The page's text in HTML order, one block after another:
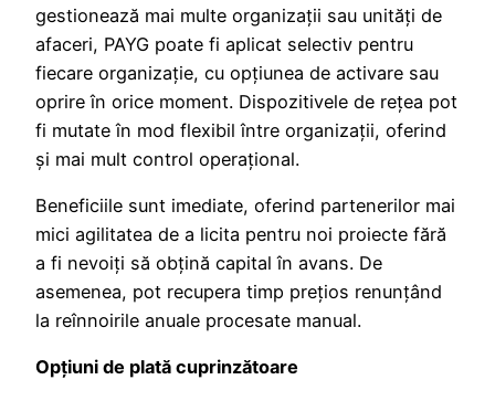
gestionează mai multe organizații sau unități de
afaceri, PAYG poate fi aplicat selectiv pentru
fiecare organizație, cu opțiunea de activare sau
oprire în orice moment. Dispozitivele de rețea pot
fi mutate în mod flexibil între organizații, oferind
și mai mult control operațional.
Beneficiile sunt imediate, oferind partenerilor mai
mici agilitatea de a licita pentru noi proiecte fără
a fi nevoiți să obțină capital în avans. De
asemenea, pot recupera timp prețios renunțând
la reînnoirile anuale procesate manual.
Opțiuni de plată cuprinzătoare